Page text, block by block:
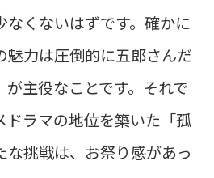
なくないはずです。確かに
魅力は圧倒的に五郎さんだ
が主役なことです。それで
ドラマの地位を築いた「孤
な挑戦は、お祭り感があっ